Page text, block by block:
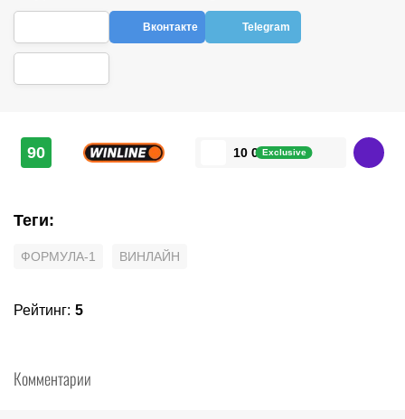
Вконтакте Telegram
90 10 000 ₽Exclusive
Теги:
ФОРМУЛА-1 ВИНЛАЙН
Рейтинг: 5
Комментарии